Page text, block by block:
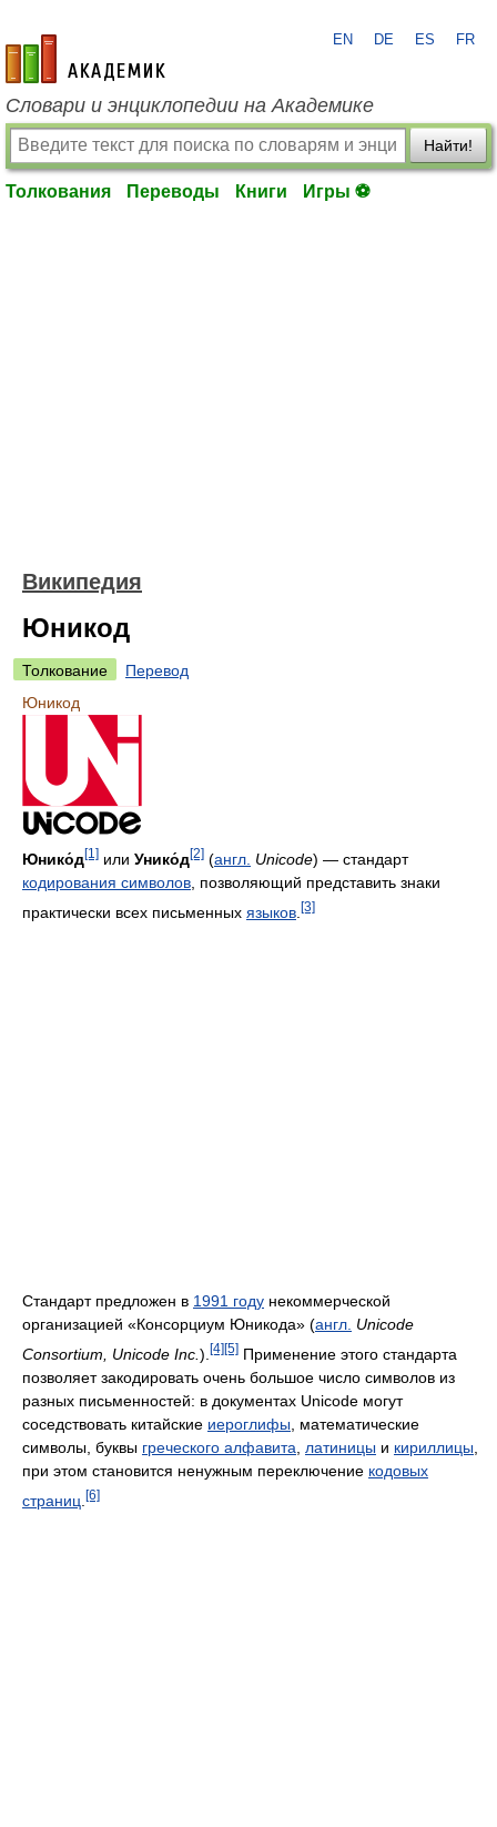
academic.ru
EN DE ES FR
Словари и энциклопедии на Академике
Найти!
Толкования Переводы Книги Игры ⚽
Википедия
Юникод
Толкование
Перевод
Юникод
Юнико́д[1] или Унико́д[2] (англ. Unicode) — стандарт
кодирования символов , позволяющий представить знаки
практически всех письменных языков [3]
Стандарт предложен в 1991 году некоммерческой
организацией «Консорциум Юникода» (англ. Unicode
Consortium, Unicode Inc. ). [4] [5] Применение этого стандарта
позволяет закодировать очень большое число символов из
разных письменностей: в документах Unicode могут
соседствовать китайские иероглифы , математические
символы, буквы греческого алфавита латиницы и кириллицы
при этом становится ненужным переключение кодовых
страниц [6]